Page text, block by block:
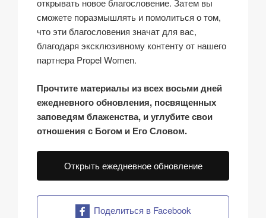
открывать новое благословение. Затем вы
сможете поразмышлять и помолиться о том,
что эти благословения значат для вас,
благодаря эксклюзивному контенту от нашего
партнера Propel Women.
Прочтите материалы из всех восьми дней
ежедневного обновления, посвященных
заповедям блаженства, и углубите свои
отношения с Богом и Его Словом.
Открыть ежедневное обновление
Поделиться в Facebook